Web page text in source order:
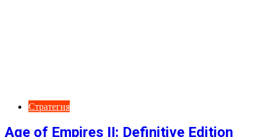
Стратегия
Age of Empires II: Definitive Edition